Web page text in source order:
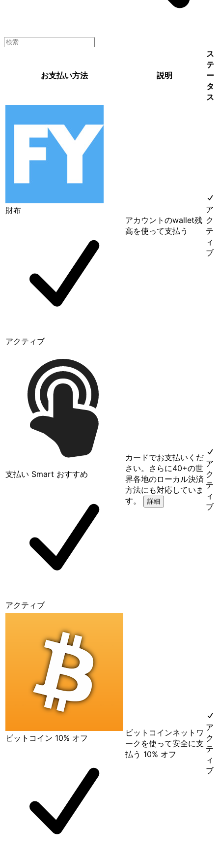
お支払い方法 説明
ス
テ
ー
タ
ス
財布
アクティブ
アカウントのwallet残
高を使って支払う
ア
ク
テ
ィ
ブ
支払い Smart おすすめ
アクティブ
カードでお支払いくだ
さい。さらに40+の世
界各地のローカル決済
方法にも対応していま
す。
詳細
ア
ク
テ
ィ
ブ
ビットコイン 10% オフ
ビットコインネットワ
ークを使って安全に支
払う 10% オフ
ア
ク
テ
ィ
ブ